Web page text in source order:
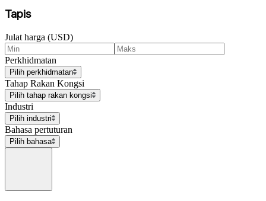
Tapis
Julat harga (USD)
Perkhidmatan
Pilih perkhidmatan
Tahap Rakan Kongsi
Pilih tahap rakan kongsi
Industri
Pilih industri
Bahasa pertuturan
Pilih bahasa